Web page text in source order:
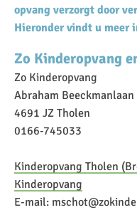
opvang verzorgt door
Hieronder vindt u meer
Zo Kinderopvang
Zo Kinderopvang
Abraham Beeckmanlaan
4691 JZ Tholen
0166-745033
Kinderopvang Tholen
Kinderopvang
E-mail: